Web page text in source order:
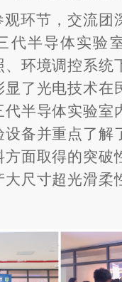
观环节，交流团
代半导体实验
、环境调控系统
了光电技术在
代半导体实验室
设备并重点了解
方面取得的突破
大尺寸超光滑柔